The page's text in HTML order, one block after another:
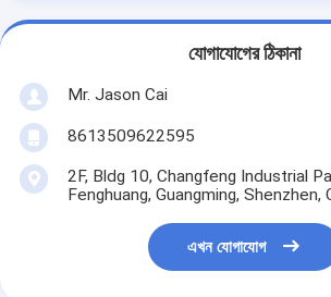
যোগাযোগের ঠিকানা
Mr. Jason Cai
8613509622595
2F, Bldg 10, Changfeng Industrial
Fenghuang, Guangming, Shenzhen,
এখন যোগাযোগ